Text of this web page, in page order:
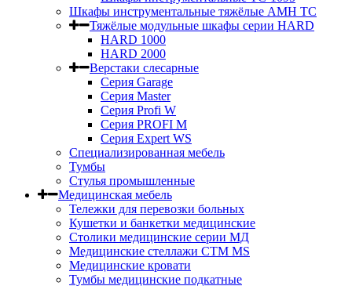
Шкафы инструментальные тяжёлые AMH TC
Тяжёлые модульные шкафы серии HARD
HARD 1000
HARD 2000
Верстаки слесарные
Серия Garage
Серия Master
Серия Profi W
Серия PROFI M
Серия Expert WS
Специализированная мебель
Тумбы
Стулья промышленные
Медицинская мебель
Тележки для перевозки больных
Кушетки и банкетки медицинские
Столики медицинские серии МД
Медицинские стеллажи СТМ MS
Медицинские кровати
Тумбы медицинские подкатные